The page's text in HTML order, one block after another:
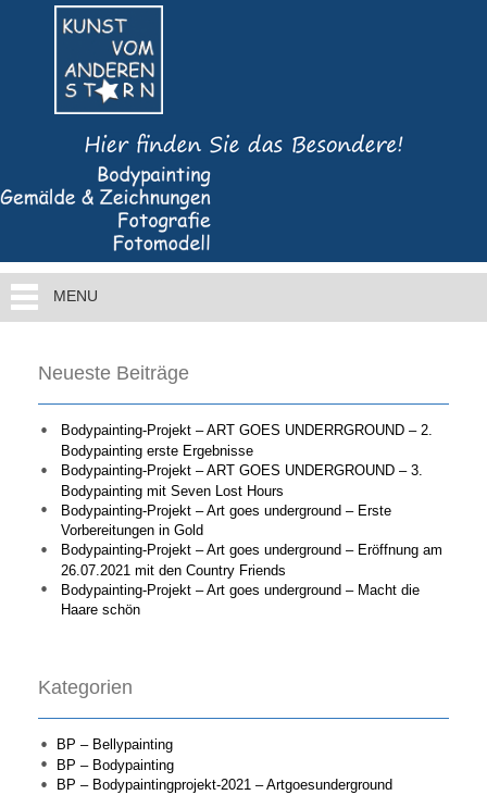
MENU
Neueste Beiträge
Bodypainting-Projekt – ART GOES UNDERRGROUND – 2.
Bodypainting erste Ergebnisse
Bodypainting-Projekt – ART GOES UNDERGROUND – 3.
Bodypainting mit Seven Lost Hours
Bodypainting-Projekt – Art goes underground – Erste
Vorbereitungen in Gold
Bodypainting-Projekt – Art goes underground – Eröffnung am
26.07.2021 mit den Country Friends
Bodypainting-Projekt – Art goes underground – Macht die
Haare schön
Kategorien
BP – Bellypainting
BP – Bodypainting
BP – Bodypaintingprojekt-2021 – Artgoesunderground